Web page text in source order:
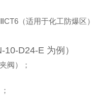
（适用于化工防爆区）
D24-E 为例）
阀）；